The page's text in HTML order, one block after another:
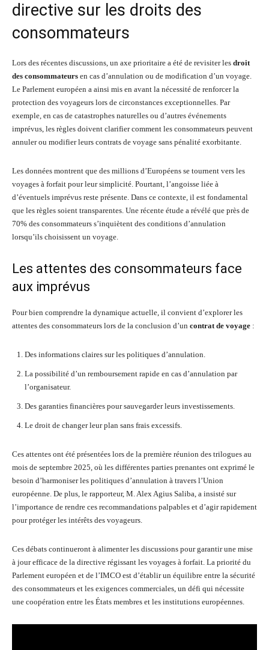
directive sur les droits des
consommateurs
Lors des récentes discussions, un axe prioritaire a été de revisiter les droit
des consommateurs en cas d’annulation ou de modification d’un voyage.
Le Parlement européen a ainsi mis en avant la nécessité de renforcer la
protection des voyageurs lors de circonstances exceptionnelles. Par
exemple, en cas de catastrophes naturelles ou d’autres événements
imprévus, les règles doivent clarifier comment les consommateurs peuvent
annuler ou modifier leurs contrats de voyage sans pénalité exorbitante.
Les données montrent que des millions d’Européens se tournent vers les
voyages à forfait pour leur simplicité. Pourtant, l’angoisse liée à
d’éventuels imprévus reste présente. Dans ce contexte, il est fondamental
que les règles soient transparentes. Une récente étude a révélé que près de
70% des consommateurs s’inquiètent des conditions d’annulation
lorsqu’ils choisissent un voyage.
Les attentes des consommateurs face
aux imprévus
Pour bien comprendre la dynamique actuelle, il convient d’explorer les
attentes des consommateurs lors de la conclusion d’un contrat de voyage :
Des informations claires sur les politiques d’annulation.
La possibilité d’un remboursement rapide en cas d’annulation par
l’organisateur.
Des garanties financières pour sauvegarder leurs investissements.
Le droit de changer leur plan sans frais excessifs.
Ces attentes ont été présentées lors de la première réunion des trilogues au
mois de septembre 2025, où les différentes parties prenantes ont exprimé le
besoin d’harmoniser les politiques d’annulation à travers l’Union
européenne. De plus, le rapporteur, M. Alex Agius Saliba, a insisté sur
l’importance de rendre ces recommandations palpables et d’agir rapidement
pour protéger les intérêts des voyageurs.
Ces débats continueront à alimenter les discussions pour garantir une mise
à jour efficace de la directive régissant les voyages à forfait. La priorité du
Parlement européen et de l’IMCO est d’établir un équilibre entre la sécurité
des consommateurs et les exigences commerciales, un défi qui nécessite
une coopération entre les États membres et les institutions européennes.